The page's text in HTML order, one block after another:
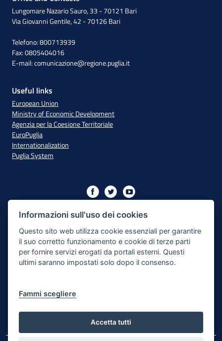
Lungomare Nazario Sauro, 33 - 70121 Bari
Via Giovanni Gentile, 42 - 70126 Bari
Telefono: 800713939
Fax: 0805404016
E-mail:comunicazione@regione.puglia.it
Useful links
European Union
Ministry of Economic Development
Agenzia per la Coesione Territoriale
EuroPuglia
Internationalization
Puglia System
2014/2020 - Axis XIII
Accessibility
Legal Note
Informazioni sull'uso dei cookies
Questo sito web utilizza cookie essenziali per garantire
il suo corretto funzionamento e cookie di terze parti
per fornire servizi erogati da portali esterni. Questi
ultimi saranno impostati solo dopo il consenso.
Fammi scegliere
Accetta tutti